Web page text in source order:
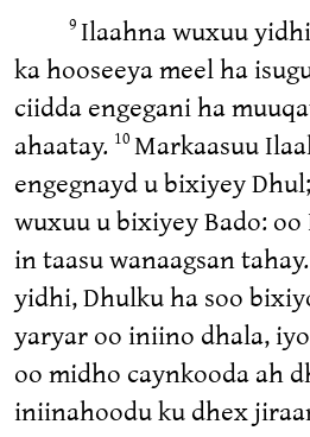
9 Ilaahna wuxuu
ka hooseeya meel ha
ciidda engegani ha
ahaatay. 10 Markaasuu
engegnayd u bixiyey
wuxuu u bixiyey Bado:
in taasu wanaagsan tahay.
yidhi, Dhulku ha soo
yaryar oo iniino dhala,
oo midho caynkooda ah
iniinahoodu ku dhex